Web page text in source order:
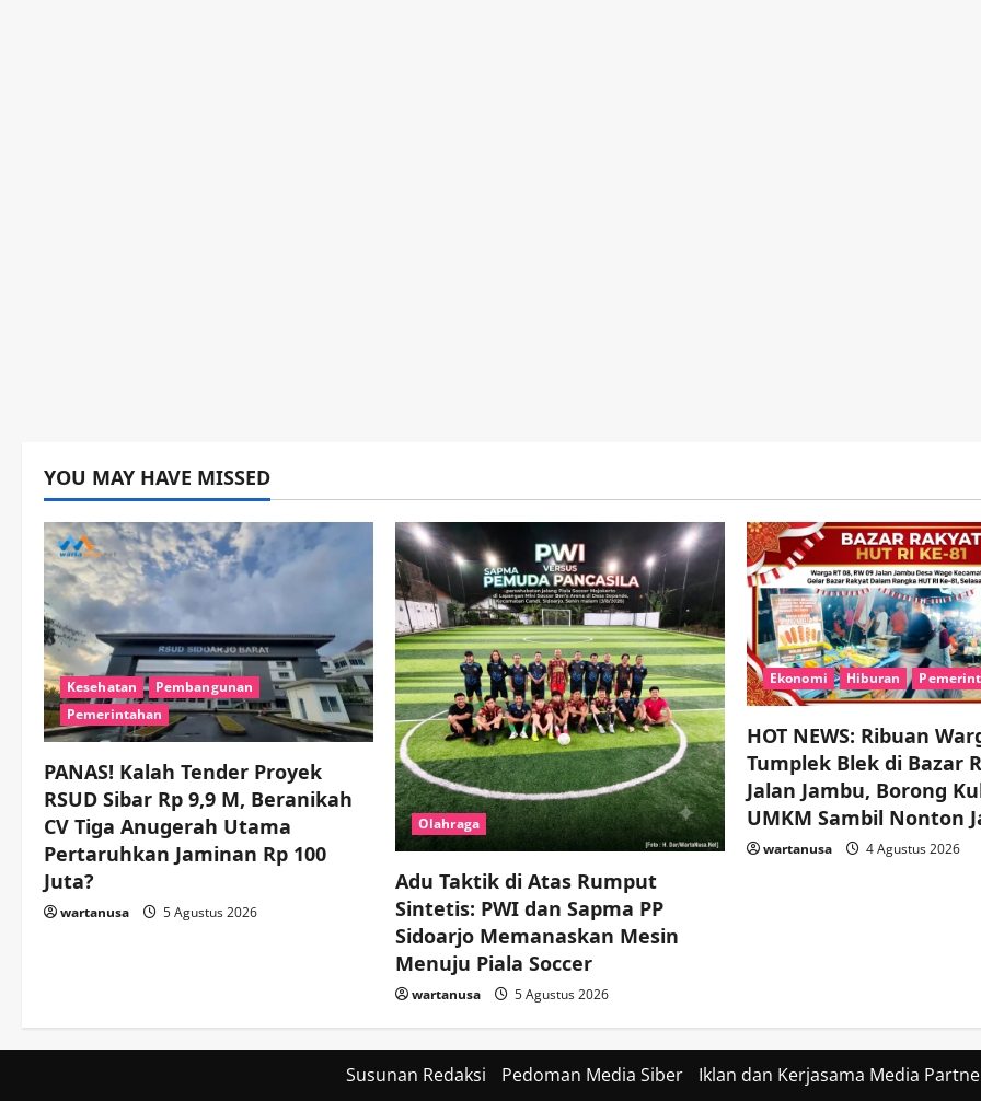
YOU MAY HAVE MISSED
Kesehatan
Pembangunan
Pemerintahan
PANAS! Kalah Tender Proyek
RSUD Sibar Rp 9,9 M, Beranikah
CV Tiga Anugerah Utama
Pertaruhkan Jaminan Rp 100
Juta?
wartanusa 5 Agustus 2026
Olahraga
Adu Taktik di Atas Rumput
Sintetis: PWI dan Sapma PP
Sidoarjo Memanaskan Mesin
Menuju Piala Soccer
wartanusa 5 Agustus 2026
Ekonomi Hiburan
HOT NEWS: Ribuan
Tumplek Blek di Bazar
Jalan Jambu, Borong
UMKM Sambil Nonton
wartanusa 4 Agustus 2026
Susunan Redaksi Pedoman Media Siber Iklan dan Kerjasama Media